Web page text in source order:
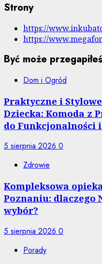
Strony
https://
https://
Być może przegapiłeś
Dom i Ogród
Praktyczne i
Dziecka: Komoda z
do Funkcjonalności
5 sierpnia 2026 0
Zdrowie
Kompleksowa
Poznaniu: dlaczego
wybór?
5 sierpnia 2026 0
Porady